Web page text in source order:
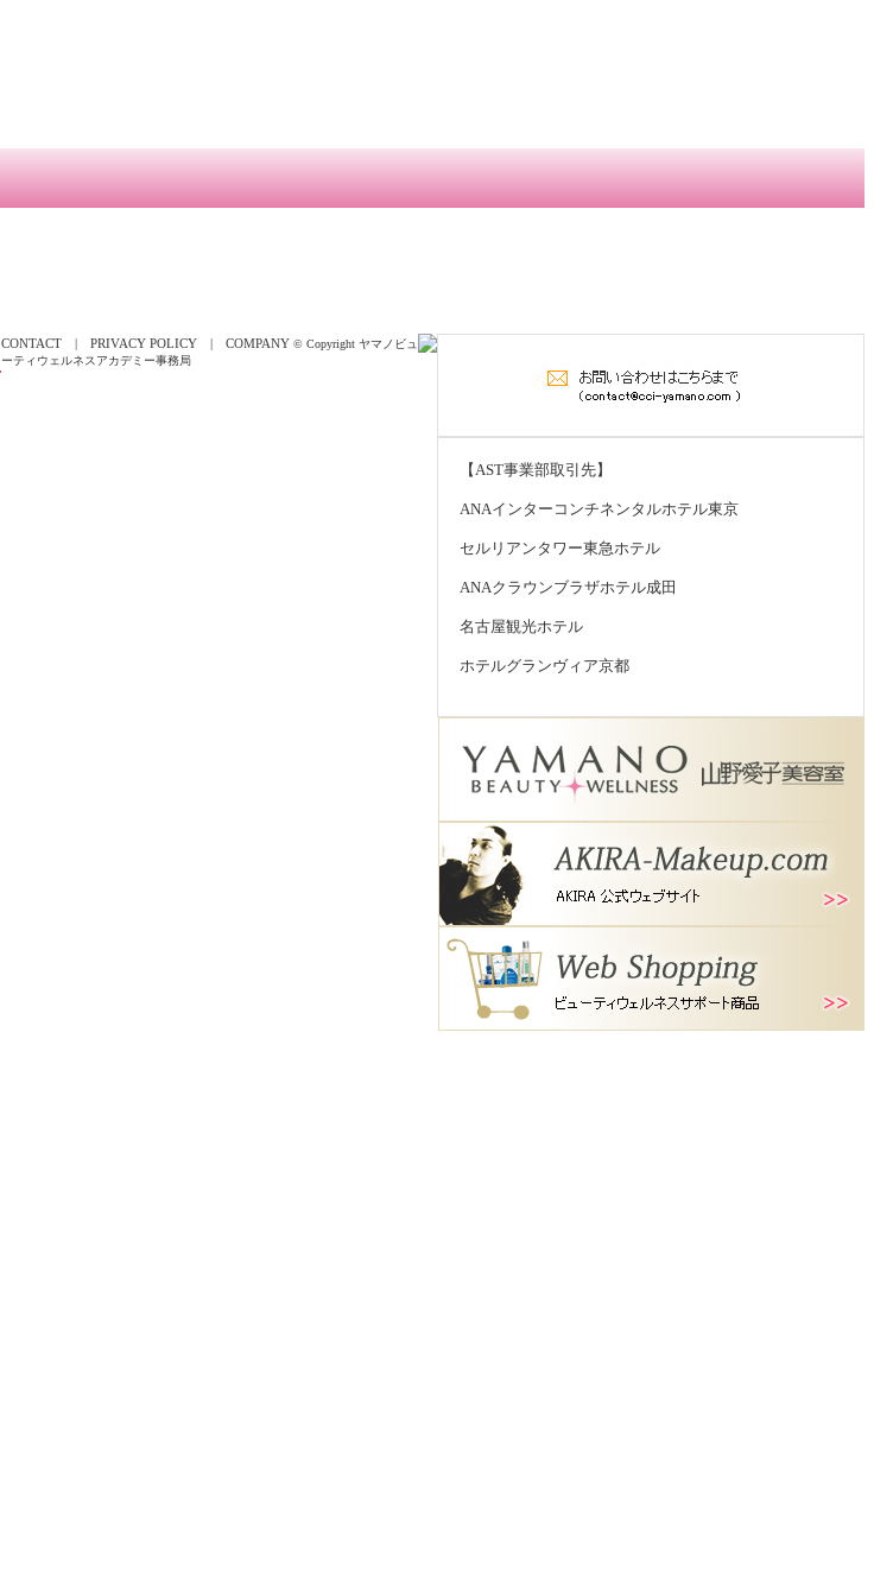
【AST事業部取引先】
ANAインターコンチネンタルホテル東京
セルリアンタワー東急ホテル
ANAクラウンブラザホテル成田
名古屋観光ホテル
ホテルグランヴィア京都
CONTACT | PRIVACY POLICY | COMPANY © Copyright ヤマノビュ
ーティウェルネスアカデミー事務局